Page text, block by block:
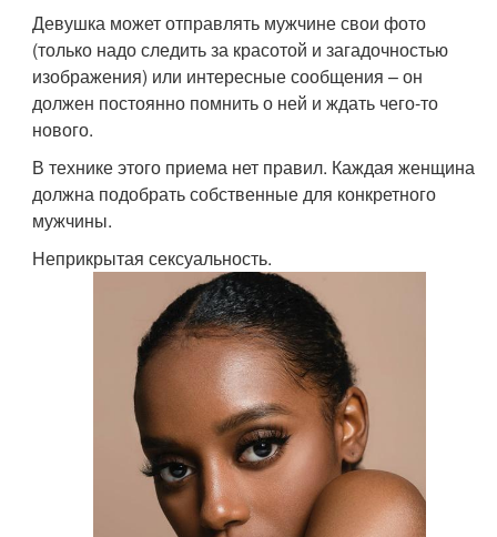
Девушка может отправлять мужчине свои фото
(только надо следить за красотой и загадочностью
изображения) или интересные сообщения – он
должен постоянно помнить о ней и ждать чего-то
нового.
В технике этого приема нет правил. Каждая женщина
должна подобрать собственные для конкретного
мужчины.
Неприкрытая сексуальность.